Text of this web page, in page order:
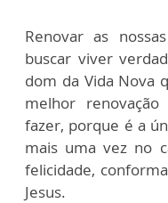
Renovar as
buscar viver
dom da Vida Nova
melhor
fazer, porque é a
mais uma vez no
felicidade,
Jesus.